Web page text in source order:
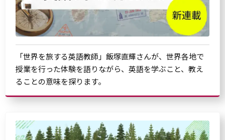
「世界を旅する英語教師」飯塚直輝さんが、世界各地で
授業を行った体験を語りながら、英語を学ぶこと、教え
ることの意味を探ります。